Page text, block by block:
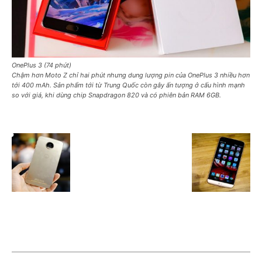
OnePlus 3 (74 phút)
Chậm hơn Moto Z chỉ hai phút nhưng dung lượng pin của OnePlus 3 nhiều hơn
tới 400 mAh. Sản phẩm tới từ Trung Quốc còn gây ấn tượng ở cấu hình mạnh
so với giá, khi dùng chip Snapdragon 820 và có phiên bản RAM 6GB.